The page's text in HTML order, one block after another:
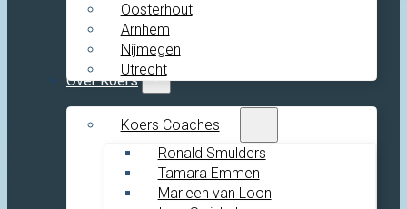
Oosterhout
Arnhem
Nijmegen
Utrecht
Over Koers
Koers Coaches
Ronald Smulders
Tamara Emmen
Marleen van Loon